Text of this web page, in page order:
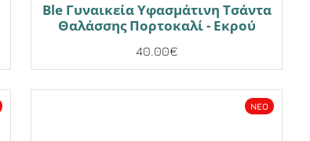
Ble Γυναικεία Υφασμάτινη Τσάντα
Θαλάσσης Πορτοκαλί - Εκρού
40.00€
NEO